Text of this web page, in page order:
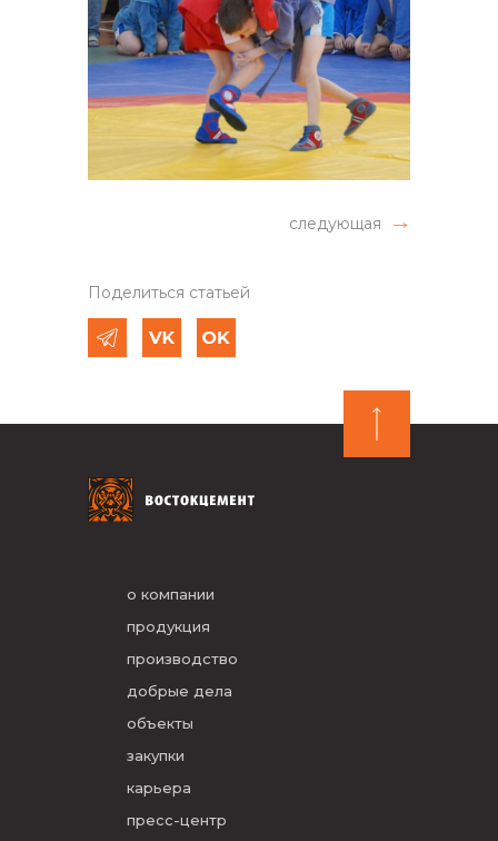
следующая
Поделиться статьей
о компании
продукция
производство
добрые дела
объекты
закупки
карьера
пресс-центр